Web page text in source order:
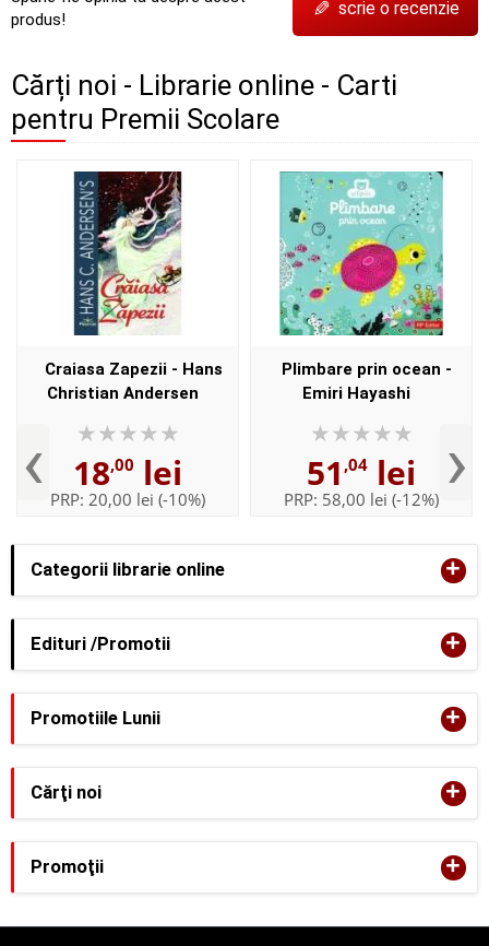
Categorii librarie online +
Edituri /Promotii +
produs!
✎ scrie o recenzie
Cărți noi - Librarie online - Carti
pentru Premii Scolare
‹
Craiasa Zapezii - Hans
Christian Andersen
18,00 lei
PRP: 20,00 lei (-10%)
Plimbare prin ocean -
Emiri Hayashi
51 ,04 lei
PRP: 58,00 lei (-12%) ›
Promotiile Lunii +
Cărţi noi +
Promoţii +